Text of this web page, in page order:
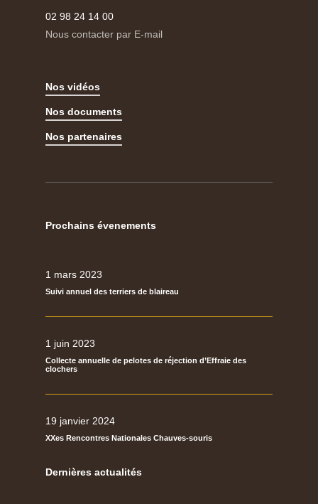
02 98 24 14 00
Nous contacter par E-mail
Nos vidéos
Nos documents
Nos partenaires
Prochains évenements
1 mars 2023
Suivi annuel des terriers de blaireau
1 juin 2023
Collecte annuelle de pelotes de réjection d’Effraie des
clochers
19 janvier 2024
XXes Rencontres Nationales Chauves-souris
Dernières actualités